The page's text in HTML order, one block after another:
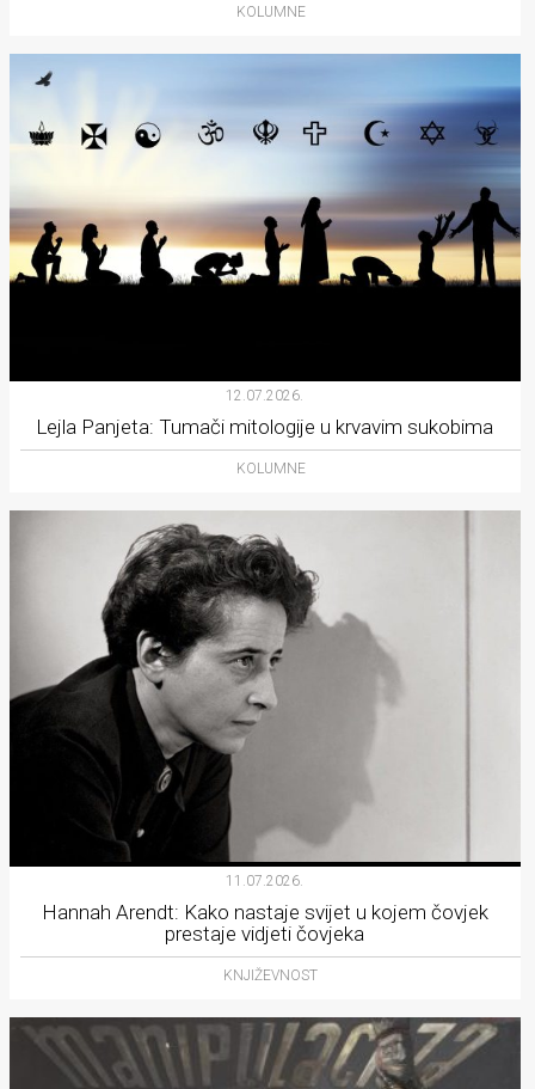
KOLUMNE
12.07.2026.
Lejla Panjeta: Tumači mitologije u krvavim sukobima
KOLUMNE
11.07.2026.
Hannah Arendt: Kako nastaje svijet u kojem čovjek
prestaje vidjeti čovjeka
KNJIŽEVNOST